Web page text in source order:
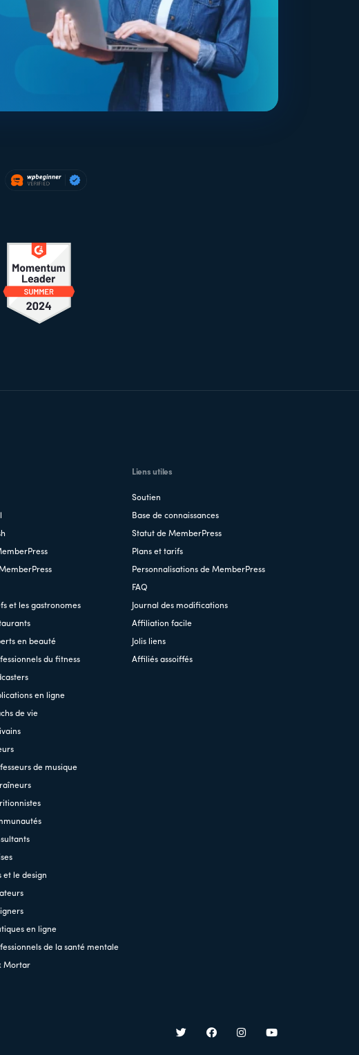
et les gastronomes
en beauté
du fitness
en ligne
de vie
de musique
et le design
en ligne
de la santé mentale
Mortar
Liens utiles
Soutien
Base de connaissances
Statut de MemberPress
Plans et tarifs
Personnalisations de MemberPress
FAQ
Journal des modifications
Affiliation facile
Jolis liens
Affiliés assoiffés